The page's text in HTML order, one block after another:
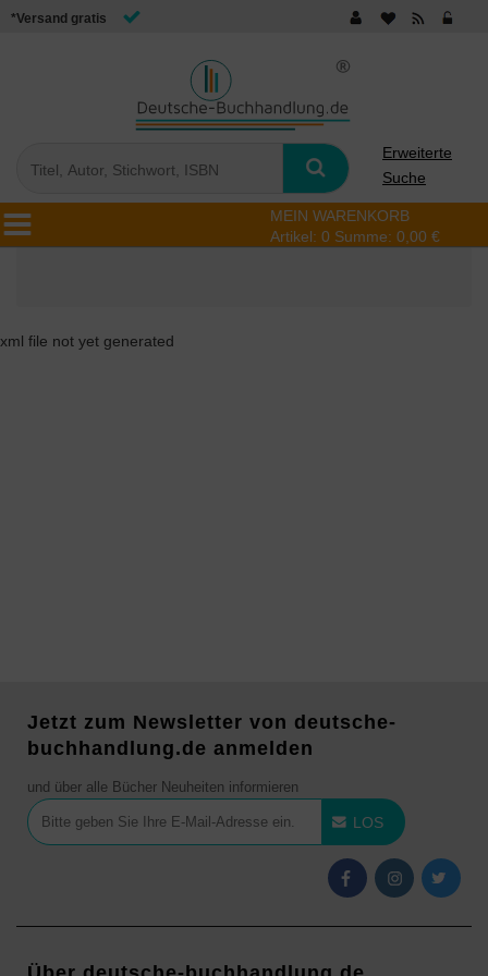
*Versand gratis
Erweiterte
Suche
MEIN WARENKORB
Artikel: 0 Summe: 0,00 €
xml file not yet generated
Jetzt zum Newsletter von deutsche-
buchhandlung.de anmelden
und über alle Bücher Neuheiten informieren
LOS